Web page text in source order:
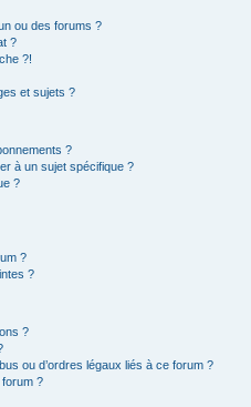
ou des forums ?
?
?!
et sujets ?
?
à un sujet spécifique ?
?
?
?
?
ou d’ordres légaux liés à ce forum ?
?